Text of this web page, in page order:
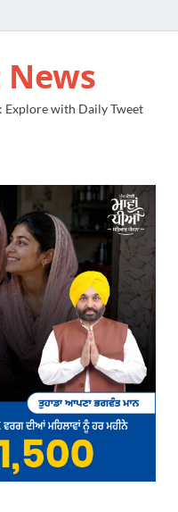
Explore with Daily Tweet